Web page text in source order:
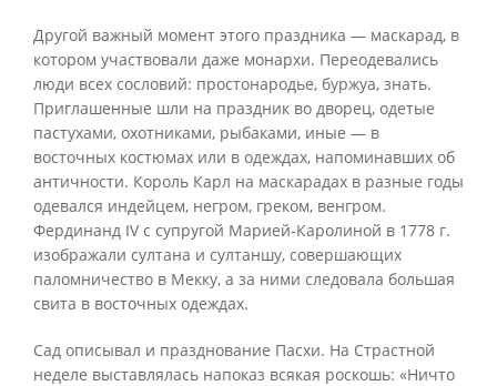
Другой важный момент этого праздника — маскарад, в
котором участвовали даже монархи. Переодевались
люди всех сословий: простонародье, буржуа, знать.
Приглашенные шли на праздник во дворец, одетые
пастухами, охотниками, рыбаками, иные — в
восточных костюмах или в одеждах, напоминавших об
античности. Король Карл на маскарадах в разные годы
одевался индейцем, негром, греком, венгром.
Фердинанд IV с супругой Марией-Каролиной в 1778 г.
изображали султана и султаншу, совершающих
паломничество в Мекку, а за ними следовала большая
свита в восточных одеждах.
Сад описывал и празднование Пасхи. На Страстной
неделе выставлялась напоказ всякая роскошь: «Ничто